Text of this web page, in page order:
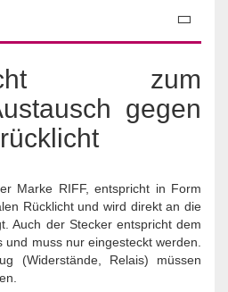
zum
gegen
Marke RIFF, entspricht in Form
Rücklicht und wird direkt an die
Auch der Stecker entspricht dem
muss nur eingesteckt werden.
(Widerstände, Relais) müssen